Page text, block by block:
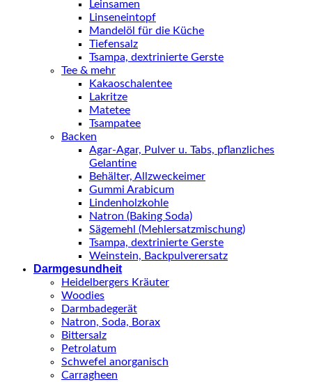
Leinsamen
Linseneintopf
Mandelöl für die Küche
Tiefensalz
Tsampa, dextrinierte Gerste
Tee & mehr
Kakaoschalentee
Lakritze
Matetee
Tsampatee
Backen
Agar-Agar, Pulver u. Tabs, pflanzliches
Gelantine
Behälter, Allzweckeimer
Gummi Arabicum
Lindenholzkohle
Natron (Baking Soda)
Sägemehl (Mehlersatzmischung)
Tsampa, dextrinierte Gerste
Weinstein, Backpulverersatz
Darmgesundheit
Heidelbergers Kräuter
Woodies
Darmbadegerät
Natron, Soda, Borax
Bittersalz
Petrolatum
Schwefel anorganisch
Carragheen